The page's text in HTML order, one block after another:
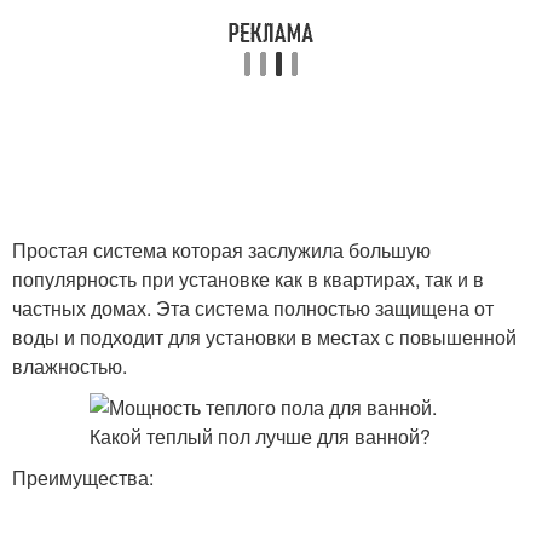
Простая система которая заслужила большую
популярность при установке как в квартирах, так и в
частных домах. Эта система полностью защищена от
воды и подходит для установки в местах с повышенной
влажностью.
Преимущества: